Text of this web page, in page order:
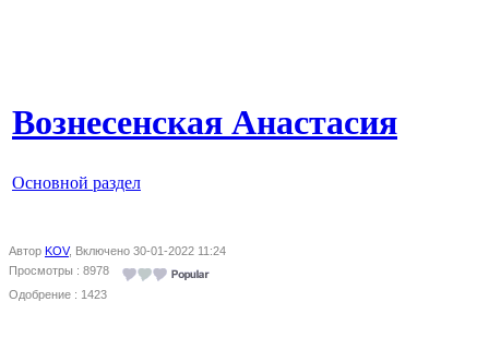
Вознесенская Анастасия
Основной раздел
Автор KOV, Включено 30-01-2022 11:24
Просмотры : 8978
Одобрение : 1423